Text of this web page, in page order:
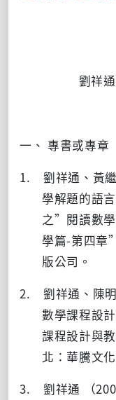
劉祥
一、 專書或專章
1. 劉祥通、黃
學解題的語
之”閱讀數
學篇-第四章
版公司。
2. 劉祥通、陳
數學課程設
課程設計與
北：華騰文
3. 劉祥通 （